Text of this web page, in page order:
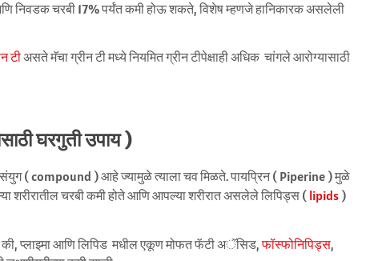
निवडक चरबी 17% पर्यंत कमी होऊ शकते, विशेष म्हणजे हानिकारक असलेली
टीअसते मॅचा ग्रीन टी मध्ये नियमित ग्रीन टीपेक्षाही अधिक चांगले आरोग्यासाठी
घरगुती उपाय )
( compound ) आहे ज्यामुळे त्याला चव मिळते. पायप्रिन ( Piperine ) मुळे
शरीरातील चरबी कमी होते आणि आपल्या शरीरात असलेले लिपिड्स ( lipids )
की, प्लाझ्मा आणि लिपिड मधील एकूण मोफत फॅटी अॅसिड,फॉस्फोनिपिड्स,